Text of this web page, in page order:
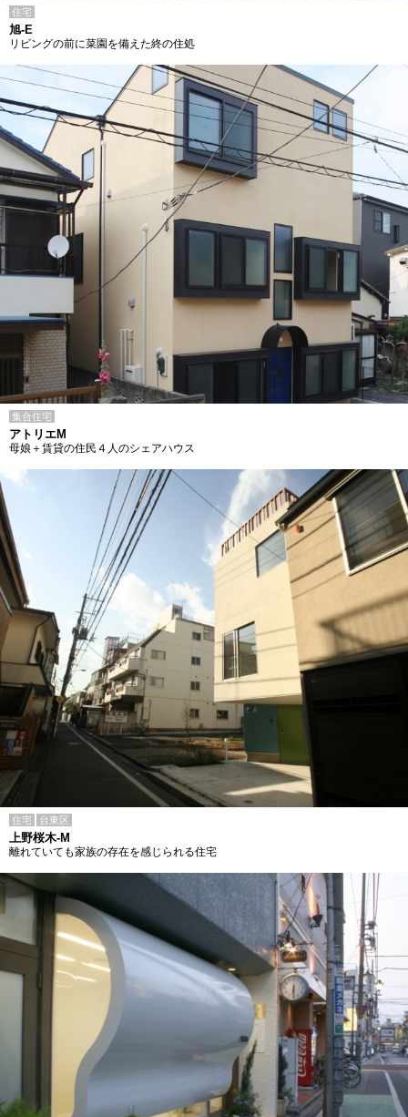
住宅
旭-E
リビングの前に菜園を備えた終の住処
集合住宅
アトリエM
母娘＋賃貸の住民４人のシェアハウス
住宅 台東区
上野桜木-M
離れていても家族の存在を感じられる住宅